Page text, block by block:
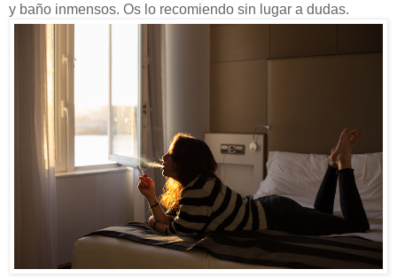
y baño inmensos. Os lo recomiendo sin lugar a dudas.